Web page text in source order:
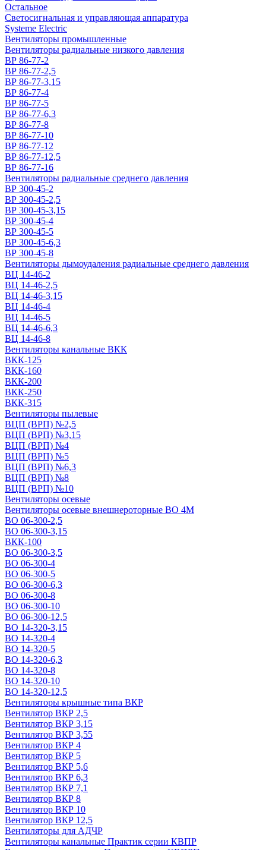
Остальное
Светосигнальная и управляющая аппаратура
Systeme Electric
Вентиляторы промышленные
Вентиляторы радиальные низкого давления
ВР 86-77-2
ВР 86-77-2,5
ВР 86-77-3,15
ВР 86-77-4
ВР 86-77-5
ВР 86-77-6,3
ВР 86-77-8
ВР 86-77-10
ВР 86-77-12
ВР 86-77-12,5
ВР 86-77-16
Вентиляторы радиальные среднего давления
ВР 300-45-2
ВР 300-45-2,5
ВР 300-45-3,15
ВР 300-45-4
ВР 300-45-5
ВР 300-45-6,3
ВР 300-45-8
Вентиляторы дымоудаления радиальные среднего давления
ВЦ 14-46-2
ВЦ 14-46-2,5
ВЦ 14-46-3,15
ВЦ 14-46-4
ВЦ 14-46-5
ВЦ 14-46-6,3
ВЦ 14-46-8
Вентиляторы канальные ВКК
ВКК-125
ВКК-160
ВКК-200
ВКК-250
ВКК-315
Вентиляторы пылевые
ВЦП (ВРП) №2,5
ВЦП (ВРП) №3,15
ВЦП (ВРП) №4
ВЦП (ВРП) №5
ВЦП (ВРП) №6,3
ВЦП (ВРП) №8
ВЦП (ВРП) №10
Вентиляторы осевые
Вентиляторы осевые внешнероторные ВО 4М
ВО 06-300-2,5
ВО 06-300-3,15
ВКК-100
ВО 06-300-3,5
ВО 06-300-4
ВО 06-300-5
ВО 06-300-6,3
ВО 06-300-8
ВО 06-300-10
ВО 06-300-12,5
ВО 14-320-3,15
ВО 14-320-4
ВО 14-320-5
ВО 14-320-6,3
ВО 14-320-8
ВО 14-320-10
ВО 14-320-12,5
Вентиляторы крышные типа ВКР
Вентилятор ВКР 2,5
Вентилятор ВКР 3,15
Вентилятор ВКР 3,55
Вентилятор ВКР 4
Вентилятор ВКР 5
Вентилятор ВКР 5,6
Вентилятор ВКР 6,3
Вентилятор ВКР 7,1
Вентилятор ВКР 8
Вентилятор ВКР 10
Вентилятор ВКР 12,5
Вентиляторы для АДЧР
Вентиляторы канальные Практик серии КВПР